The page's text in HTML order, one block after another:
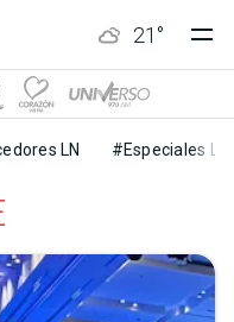
21 °
LN #Especiales LN